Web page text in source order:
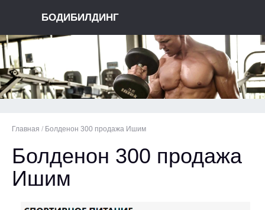
БОДИБИЛДИНГ
Главная / Болденон 300 продажа Ишим
Болденон 300 продажа
Ишим